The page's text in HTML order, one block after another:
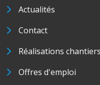
Actualités
Contact
Réalisations chantiers
Offres d'emploi